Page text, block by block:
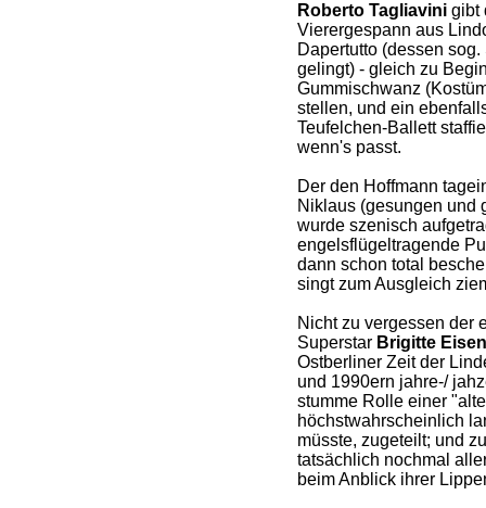
Roberto Tagliavinigibt
Vierergespann aus
Dapertutto (dessen
gelingt) - gleich zu
Gummischwanz
stellen, und ein
Teufelchen-Ballett
wenn's passt.
Der den Hoffmann
Niklaus (gesungen und
wurde szenisch
engelsflügeltragende
dann schon total
singt zum Ausgleich
Nicht zu vergessen der
Superstar Brigitte
Ostberliner Zeit der
und 1990ern jahre-/
stumme Rolle einer
höchstwahrscheinlich
müsste, zugeteilt; und
tatsächlich nochmal
beim Anblick ihrer